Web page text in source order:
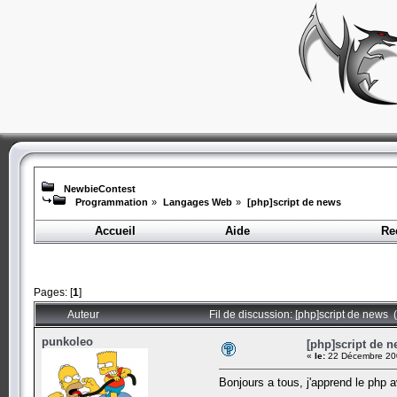
NewbieContest
Programmation » Langages Web » [php]script de news
Accueil
Aide
Pages: [1]
Auteur Fil de discussion: [php]script de news
punkoleo [php]script de
« le: 22 Décembre
Bonjours a tous, j'apprend le php